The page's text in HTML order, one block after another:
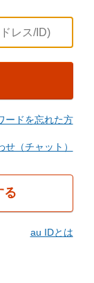
ードを忘れた方
（チャット）
る
au IDとは